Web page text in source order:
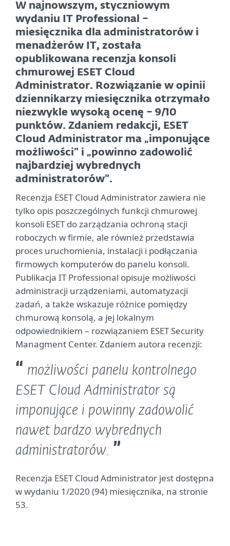
W najnowszym, styczniowym
wydaniu IT Professional –
miesięcznika dla administratorów i
menadżerów IT, została
opublikowana recenzja konsoli
chmurowej ESET Cloud
Administrator. Rozwiązanie w opinii
dziennikarzy miesięcznika otrzymało
niezwykle wysoką ocenę – 9/10
punktów. Zdaniem redakcji, ESET
Cloud Administrator ma „imponujące
możliwości” i „powinno zadowolić
najbardziej wybrednych
administratorów”.
Recenzja ESET Cloud Administrator zawiera nie
tylko opis poszczególnych funkcji chmurowej
konsoli ESET do zarządzania ochroną stacji
roboczych w firmie, ale również przedstawia
proces uruchomienia, instalacji i podłączania
firmowych komputerów do panelu konsoli.
Publikacja IT Professional opisuje możliwości
administracji urządzeniami, automatyzacji
zadań, a także wskazuje różnice pomiędzy
chmurową konsolą, a jej lokalnym
odpowiednikiem – rozwiązaniem ESET Security
Managment Center. Zdaniem autora recenzji:
możliwości panelu kontrolnego
ESET Cloud Administrator są
imponujące i powinny zadowolić
nawet bardzo wybrednych
administratorów.
Recenzja ESET Cloud Administrator jest dostępna
w wydaniu 1/2020 (94) miesięcznika, na stronie
53.